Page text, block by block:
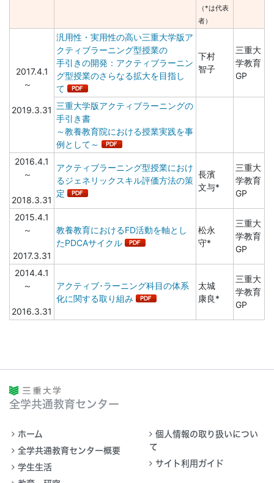
（*は代表
者）
2017.4.1
～
2019.3.31
汎用性・実用性の高い三重大学版ア
クティブラーニング型授業の
手引きの開発：アクティブラーニン
グ型授業のさらなる拡大を目指し
て
下村
智子
三重大
学教育
GP
三重大学版アクティブラーニングの
手引き書
～教養教育院における授業実践を事
例として～
2016.4.1
～
2018.3.31
アクティブラーニング型授業におけ
るジェネリックスキル評価方法の策
定
長濱
文与*
三重大
学教育
GP
2015.4.1
～
2017.3.31
教養教育におけるFD活動を軸とし
たPDCAサイクル
松永
守*
三重大
学教育
GP
2014.4.1
～
2016.3.31
アクティブ･ラーニング科目の体系
化に関する取り組み
太城
康良*
三重大
学教育
GP
全学共通教育センター
ホーム
全学共通教育センター概要
学生生活
個人情報の取り扱いについ
て
サイト利用ガイド